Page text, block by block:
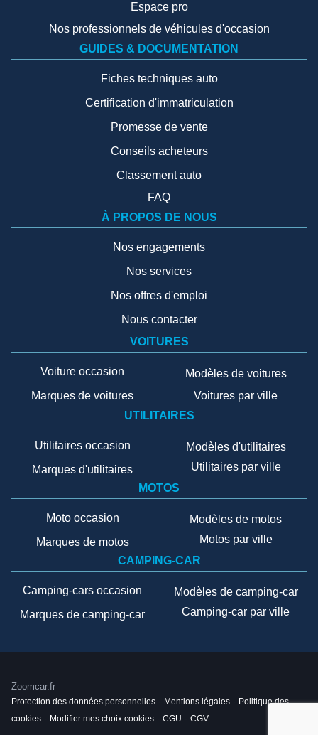
Espace pro
Nos professionnels de véhicules d'occasion
GUIDES & DOCUMENTATION
Fiches techniques auto
Certification d'immatriculation
Promesse de vente
Conseils acheteurs
Classement auto
FAQ
À PROPOS DE NOUS
Nos engagements
Nos services
Nos offres d'emploi
Nous contacter
VOITURES
Voiture occasion
Marques de voitures
Modèles de voitures
Voitures par ville
UTILITAIRES
Utilitaires occasion
Marques d'utilitaires
Modèles d'utilitaires
Utilitaires par ville
MOTOS
Moto occasion
Marques de motos
Modèles de motos
Motos par ville
CAMPING-CAR
Camping-cars occasion
Marques de camping-car
Modèles de camping-car
Camping-car par ville
Zoomcar.fr
Protection des données personnelles - Mentions légales - Politique des
cookies - Modifier mes choix cookies - CGU - CGV